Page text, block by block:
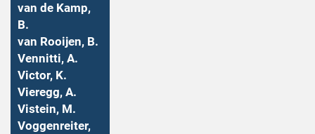
van de Kamp,
B.
van Rooijen, B.
Vennitti, A.
Victor, K.
Vieregg, A.
Vistein, M.
Voggenreiter,